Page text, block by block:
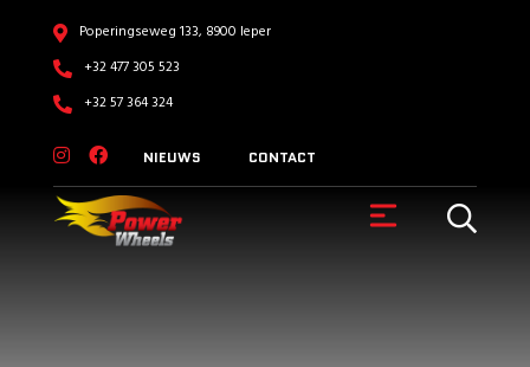
Poperingseweg 133, 8900 Ieper
+32 477 305 523
+32 57 364 324
NIEUWS CONTACT